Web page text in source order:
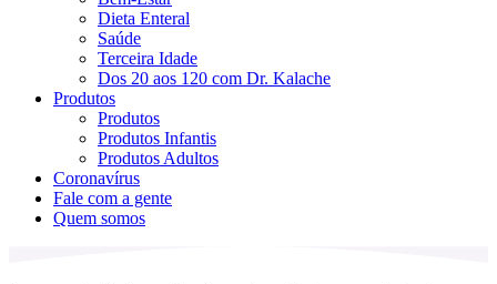
Dieta Enteral
Saúde
Terceira Idade
Dos 20 aos 120 com Dr. Kalache
Produtos
Produtos
Produtos Infantis
Produtos Adultos
Coronavírus
Fale com a gente
Quem somos